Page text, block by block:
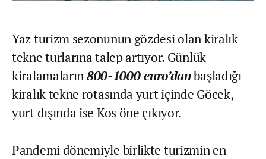
Yaz turizm sezonunun gözdesi olan kiralık
tekne turlarına talep artıyor. Günlük
kiralamaların800-1000 euro’danbaşladığı
kiralık tekne rotasında yurt içinde Göcek,
yurt dışında ise Kos öne çıkıyor.
Pandemi dönemiyle birlikte turizmin en